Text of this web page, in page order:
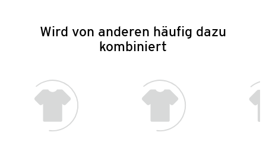
Wird von anderen häufig dazu
kombiniert